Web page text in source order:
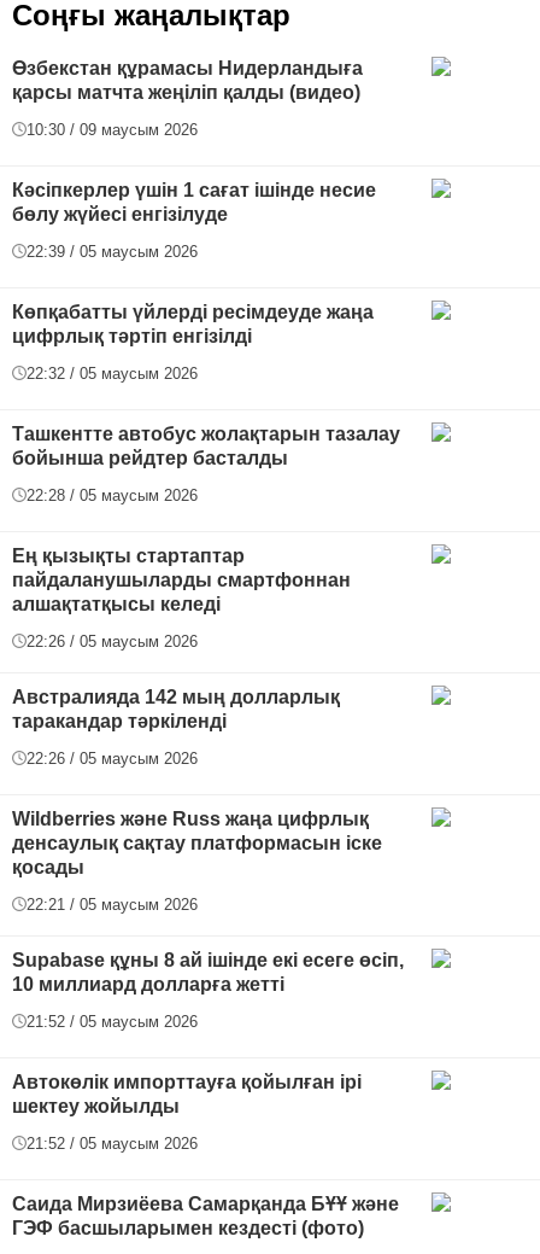
Соңғы жаңалықтар
Өзбекстан құрамасы Нидерландыға
қарсы матчта жеңіліп қалды (видео)
10:30 / 09 маусым 2026
Кәсіпкерлер үшін 1 сағат ішінде несие
бөлу жүйесі енгізілуде
22:39 / 05 маусым 2026
Көпқабатты үйлерді ресімдеуде жаңа
цифрлық тәртіп енгізілді
22:32 / 05 маусым 2026
Ташкентте автобус жолақтарын тазалау
бойынша рейдтер басталды
22:28 / 05 маусым 2026
Ең қызықты стартаптар
пайдаланушыларды смартфоннан
алшақтатқысы келеді
22:26 / 05 маусым 2026
Австралияда 142 мың долларлық
таракандар тәркіленді
22:26 / 05 маусым 2026
Wildberries және Russ жаңа цифрлық
денсаулық сақтау платформасын іске
қосады
22:21 / 05 маусым 2026
Supabase құны 8 ай ішінде екі есеге өсіп,
10 миллиард долларға жетті
21:52 / 05 маусым 2026
Автокөлік импорттауға қойылған ірі
шектеу жойылды
21:52 / 05 маусым 2026
Саида Мирзиёева Самарқанда БҰҰ және
ГЭФ басшыларымен кездесті (фото)